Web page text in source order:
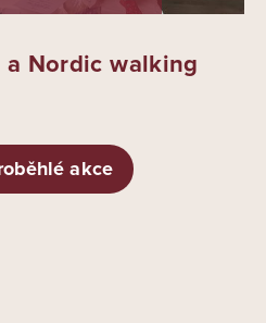
a Nordic walking
akce